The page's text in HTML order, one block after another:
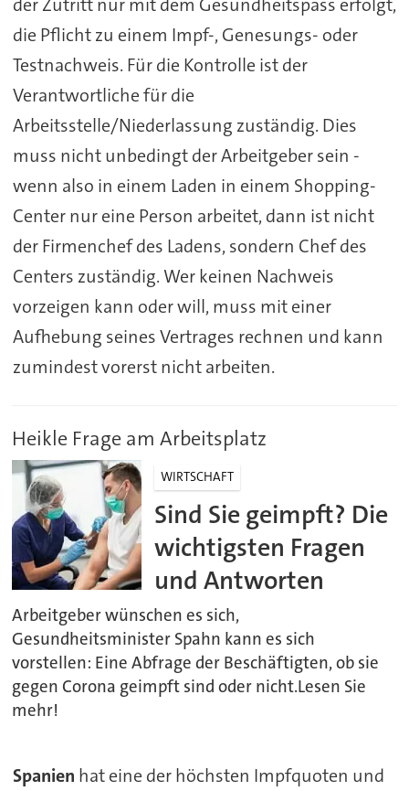
die Pflicht zu einem Impf-, Genesungs- oder
Testnachweis. Für die Kontrolle ist der
Verantwortliche für die
Arbeitsstelle/Niederlassung zuständig. Dies
muss nicht unbedingt der Arbeitgeber sein -
wenn also in einem Laden in einem Shopping-
Center nur eine Person arbeitet, dann ist nicht
der Firmenchef des Ladens, sondern Chef des
Centers zuständig. Wer keinen Nachweis
vorzeigen kann oder will, muss mit einer
Aufhebung seines Vertrages rechnen und kann
zumindest vorerst nicht arbeiten.
Heikle Frage am Arbeitsplatz
WIRTSCHAFT
Sind Sie geimpft? Die
wichtigsten Fragen
und Antworten
Arbeitgeber wünschen es sich,
Gesundheitsminister Spahn kann es sich
vorstellen: Eine Abfrage der Beschäftigten, ob sie
gegen Corona geimpft sind oder nicht.Lesen Sie
mehr!
Spanien hat eine der höchsten Impfquoten und